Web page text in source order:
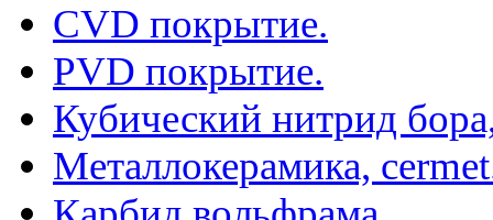
CVD покрытие.
PVD покрытие.
Кубический нитрид
Металлокерамика,